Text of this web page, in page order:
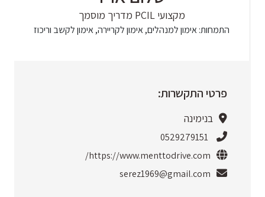
מקצועי PCIL מדריך מוסמך
התמחות:אימון למנהלים, אימון לקריירה, אימון לקשב וריכוז
פרטי התקשרות:
בנימינה
0529279151
https://www.menttodrive.com/
serez1969@gmail.com